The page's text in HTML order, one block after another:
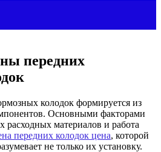
передних
колодок формируется из
Основными факторами
расходных материалов и работа
передних колодок цена, которой
не только их установку.